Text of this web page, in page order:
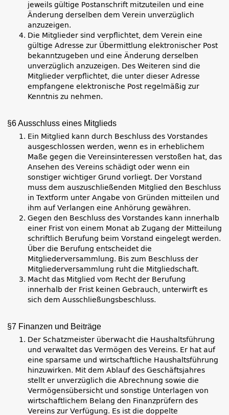
jeweils gültige Postanschrift mitzuteilen und eine
Änderung derselben dem Verein unverzüglich
anzuzeigen.
Die Mitglieder sind verpflichtet, dem Verein eine
gültige Adresse zur Übermittlung elektronischer Post
bekanntzugeben und eine Änderung derselben
unverzüglich anzuzeigen. Des Weiteren sind die
Mitglieder verpflichtet, die unter dieser Adresse
empfangene elektronische Post regelmäßig zur
Kenntnis zu nehmen.
§6 Ausschluss eines Mitglieds
Ein Mitglied kann durch Beschluss des Vorstandes
ausgeschlossen werden, wenn es in erheblichem
Maße gegen die Vereinsinteressen verstoßen hat, das
Ansehen des Vereins schädigt oder wenn ein
sonstiger wichtiger Grund vorliegt. Der Vorstand
muss dem auszuschließenden Mitglied den Beschluss
in Textform unter Angabe von Gründen mitteilen und
ihm auf Verlangen eine Anhörung gewähren.
Gegen den Beschluss des Vorstandes kann innerhalb
einer Frist von einem Monat ab Zugang der Mitteilung
schriftlich Berufung beim Vorstand eingelegt werden.
Über die Berufung entscheidet die
Mitgliederversammlung. Bis zum Beschluss der
Mitgliederversammlung ruht die Mitgliedschaft.
Macht das Mitglied vom Recht der Berufung
innerhalb der Frist keinen Gebrauch, unterwirft es
sich dem Ausschließungsbeschluss.
§7 Finanzen und Beiträge
Der Schatzmeister überwacht die Haushaltsführung
und verwaltet das Vermögen des Vereins. Er hat auf
eine sparsame und wirtschaftliche Haushaltsführung
hinzuwirken. Mit dem Ablauf des Geschäftsjahres
stellt er unverzüglich die Abrechnung sowie die
Vermögensübersicht und sonstige Unterlagen von
wirtschaftlichem Belang den Finanzprüfern des
Vereins zur Verfügung. Es ist die doppelte